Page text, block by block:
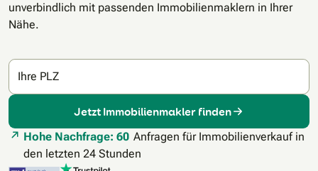
unverbindlich mit passenden Immobilienmaklern in Ihrer
Nähe.
Ihre PLZ
Jetzt Immobilienmakler finden
Hohe Nachfrage: 60 Anfragen für Immobilienverkauf in
den letzten 24 Stunden